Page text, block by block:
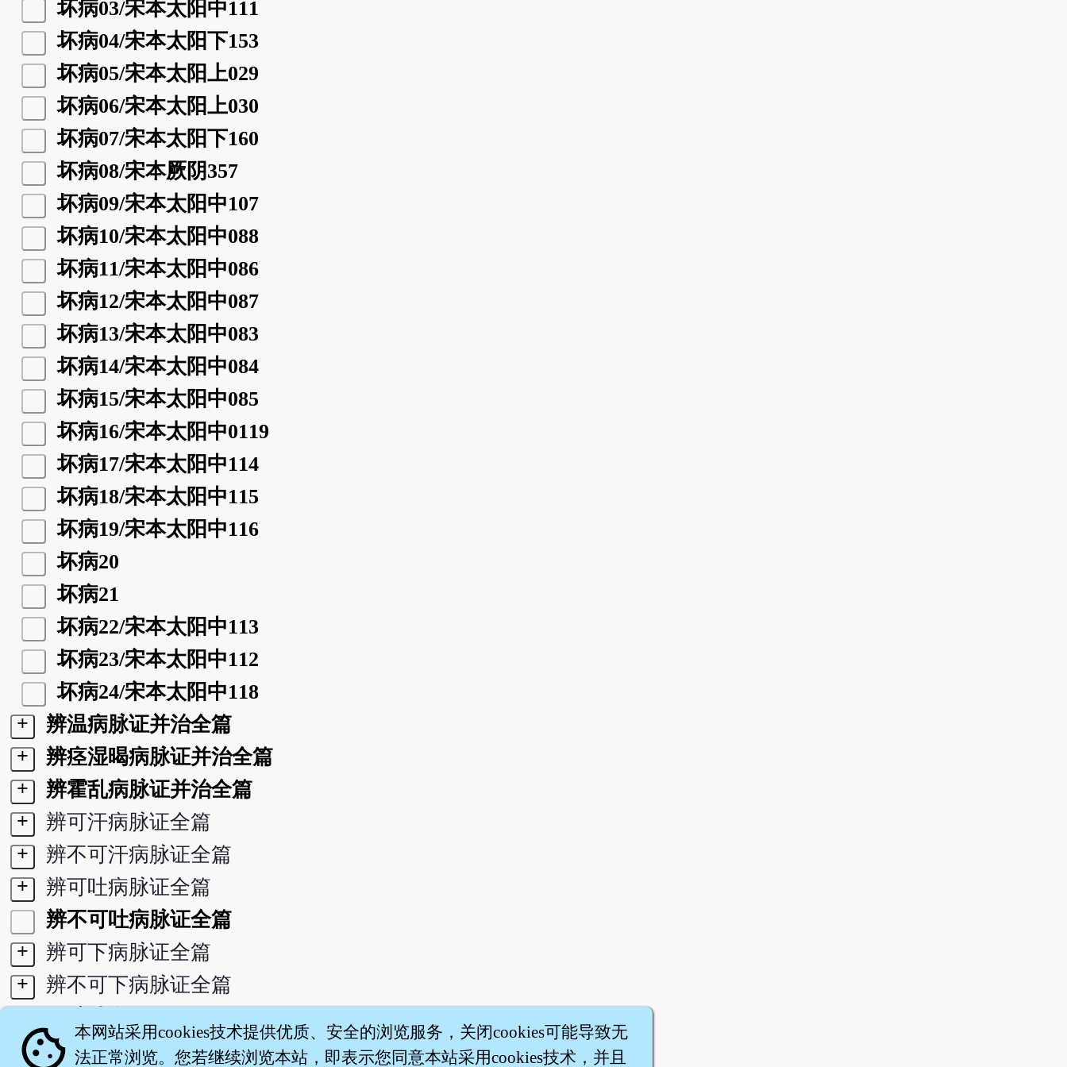
坏病03/宋本太阳中111
坏病04/宋本太阳下153
坏病05/宋本太阳上029
坏病06/宋本太阳上030
坏病07/宋本太阳下160
坏病08/宋本厥阴357
坏病09/宋本太阳中107
坏病10/宋本太阳中088
坏病11/宋本太阳中086
坏病12/宋本太阳中087
坏病13/宋本太阳中083
坏病14/宋本太阳中084
坏病15/宋本太阳中085
坏病16/宋本太阳中0119
坏病17/宋本太阳中114
坏病18/宋本太阳中115
坏病19/宋本太阳中116
坏病20
坏病21
坏病22/宋本太阳中113
坏病23/宋本太阳中112
坏病24/宋本太阳中118
+
辨温病脉证并治全篇
+
辨痉湿暍病脉证并治全篇
+
辨霍乱病脉证并治全篇
+
辨可汗病脉证全篇
+
辨不可汗病脉证全篇
+
辨可吐病脉证全篇
辨不可吐病脉证全篇
+
辨可下病脉证全篇
+
辨不可下病脉证全篇
平脉法全篇
+ 辨脉法全篇
cookie 本网站采用cookies技术提供优质、安全的浏览服务，关闭cookies可能导致无
法正常浏览。您若继续浏览本站，即表示您同意本站采用cookies技术，并且